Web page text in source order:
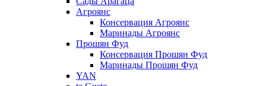
Агроянс
Консервация Агроянс
Маринады Агроянс
Прошян Фуд
Консервация Прошян Фуд
Маринады Прошян Фуд
YAN